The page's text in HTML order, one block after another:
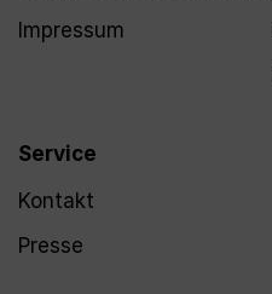
Impressum
Service
Kontakt
Presse